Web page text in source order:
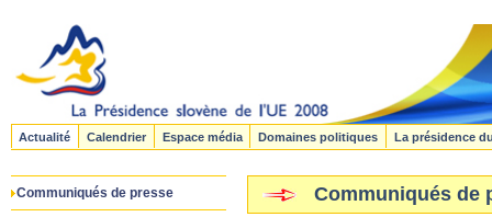
Actualité Calendrier Espace média Domaines politiques La présidence
Communiqués de presse Communiqués de